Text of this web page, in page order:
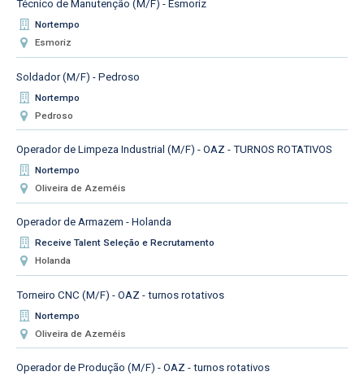
Técnico de Manutenção (M/F) - Esmoriz
Nortempo
Esmoriz
Soldador (M/F) - Pedroso
Nortempo
Pedroso
Operador de Limpeza Industrial (M/F) - OAZ - TURNOS ROTATIVOS
Nortempo
Oliveira de Azeméis
Operador de Armazem - Holanda
Receive Talent Seleção e Recrutamento
Holanda
Torneiro CNC (M/F) - OAZ - turnos rotativos
Nortempo
Oliveira de Azeméis
Operador de Produção (M/F) - OAZ - turnos rotativos